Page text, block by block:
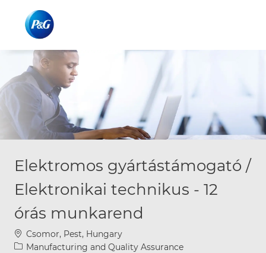
Elektromos gyártástámogató /
Elektronikai technikus - 12
órás munkarend
Location
Csomor, Pest, Hungary
Category
Manufacturing and Quality Assurance